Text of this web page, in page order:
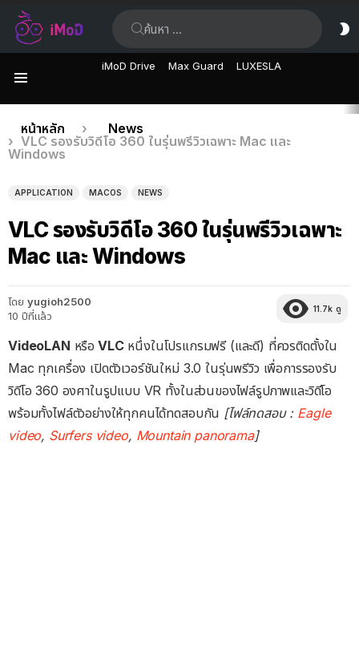
iMoD Drive Max Guard LUXESLA
เรื่อง
ล่าสุด
คุณอยู่ที่นี่:
หน้าหลัก
News
VLC รองรับวิดีโอ 360 ในรุ่นพรีวิวเฉพาะ Mac และ
Windows
APPLICATION MACOS NEWS
VLC รองรับวิดีโอ 360 ในรุ่นพรีวิวเฉพาะ
Mac และ Windows
โดย yugioh2500
10 ปีที่แล้ว
11.7k ดู
VideoLAN หรือ VLCหนึ่งในโปรแกรมฟรี (และดี) ที่ควรติดตั้งใน
Mac ทุกเครื่อง เปิดตัวเวอร์ชันใหม่ 3.0 ในรุ่นพรีวิว เพื่อการรองรับ
วิดีโอ 360 องศาในรูปแบบ VR ทั้งในส่วนของไฟล์รูปภาพและวิดีโอ
พร้อมทั้งไฟล์ตัวอย่างให้ทุกคนได้ทดสอบกัน [ไฟล์ทดสอบ : Eagle
video, Surfers video, Mountain panorama]